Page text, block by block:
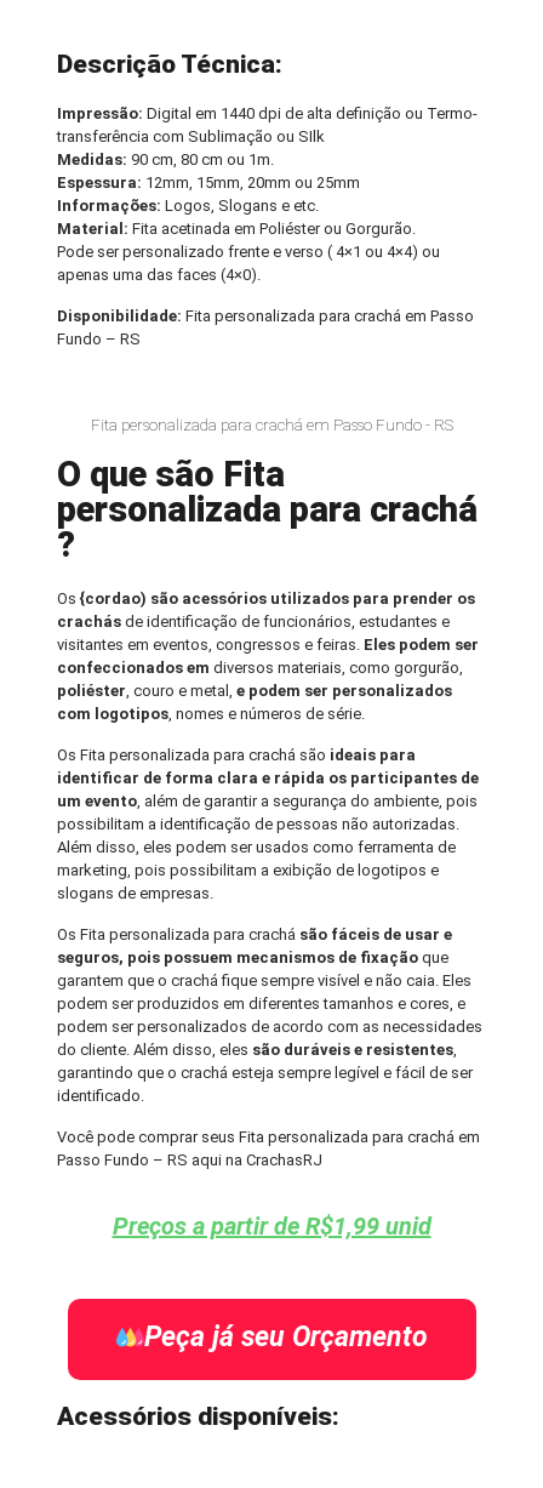
Descrição Técnica:
Impressão: Digital em 1440 dpi de alta definição ou Termo-
transferência com Sublimação ou SIlk
Medidas: 90 cm, 80 cm ou 1m.
Espessura: 12mm, 15mm, 20mm ou 25mm
Informações:Logos, Slogans e etc.
Material: Fita acetinada em Poliéster ou Gorgurão.
Pode ser personalizado frente e verso ( 4×1 ou 4×4) ou
apenas uma das faces (4×0).
Disponibilidade:Fita personalizada para crachá em Passo
Fundo – RS
Fita personalizada para crachá em Passo Fundo - RS
O que são Fita
personalizada para crachá
?
Os {cordao) são acessórios utilizados para prender os
crachás de identificação de funcionários, estudantes e
visitantes em eventos, congressos e feiras. Eles podem ser
confeccionados emdiversos materiais, como gorgurão,
poliéster, couro e metal,e podem ser personalizados
com logotipos, nomes e números de série.
Os Fita personalizada para crachá são ideais para
identificar de forma clara e rápida os participantes de
um evento, além de garantir a segurança do ambiente, pois
possibilitam a identificação de pessoas não autorizadas.
Além disso, eles podem ser usados como ferramenta de
marketing, pois possibilitam a exibição de logotipos e
slogans de empresas.
Os Fita personalizada para crachá são fáceis de usar e
seguros, pois possuem mecanismos de fixação que
garantem que o crachá fique sempre visível e não caia. Eles
podem ser produzidos em diferentes tamanhos e cores, e
podem ser personalizados de acordo com as necessidades
do cliente. Além disso, eles são duráveis e resistentes,
garantindo que o crachá esteja sempre legível e fácil de ser
identificado.
Você pode comprar seus Fita personalizada para crachá em
Passo Fundo – RS aqui na CrachasRJ
Preços a partir de R$1,99 unid
Peça já seu Orçamento
Acessórios disponíveis: